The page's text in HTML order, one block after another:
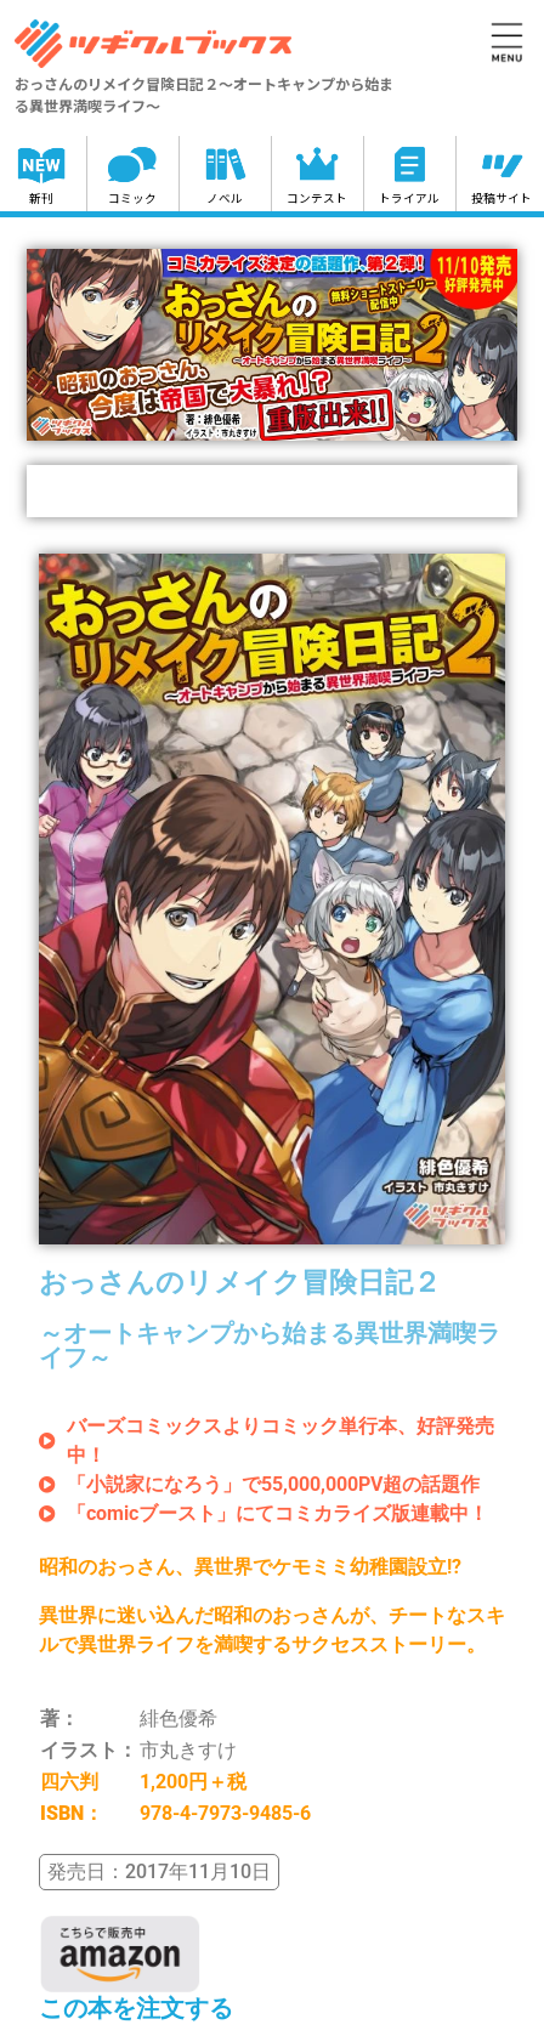
おっさんのリメイク冒険日記２～オートキャンプから始ま
る異世界満喫ライフ～
新刊 コミック ノベル コンテスト トライアル 投稿サイト
おっさんのリメイク冒険日記２
～オートキャンプから始まる異世界満喫ラ
イフ～
バーズコミックスよりコミック単行本、好評発売
中！
「小説家になろう」で55,000,000PV超の話題作
「comicブースト」にてコミカライズ版連載中！
昭和のおっさん、異世界でケモミミ幼稚園設立!?
異世界に迷い込んだ昭和のおっさんが、チートなスキ
ルで異世界ライフを満喫するサクセスストーリー。
著：
緋色優希
イラスト： 市丸きすけ
四六判
1,200円＋税
ISBN：
978-4-7973-9485-6
発売日：2017年11月10日
この本を注文する